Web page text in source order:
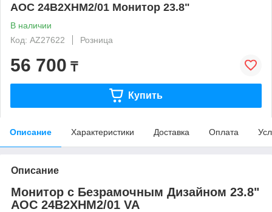
AOC 24B2XHM2/01 Монитор 23.8"
В наличии
Код: AZ27622
Розница
56 700 ₸
Купить
Описание Характеристики Доставка Оплата
Описание
Монитор с Безрамочным Дизайном 23.8"
AOC 24B2XHM2/01 VA